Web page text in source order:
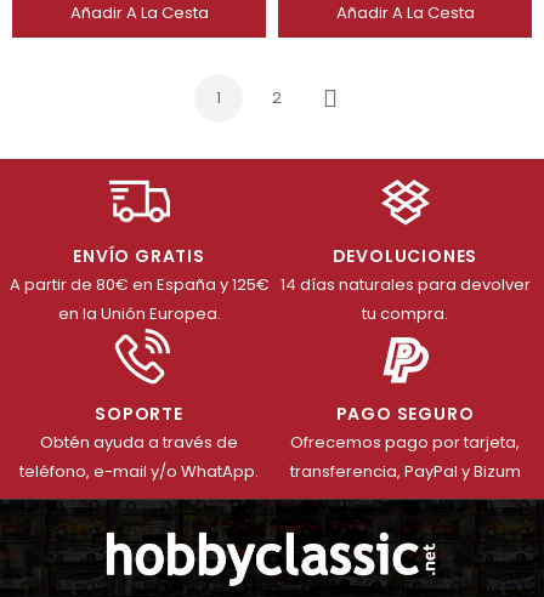
Añadir A La Cesta Añadir A La Cesta
1 2
Siguiente
ENVÍO GRATIS
A partir de 80€ en España y 125€
en la Unión Europea.
DEVOLUCIONES
14 días naturales para devolver
tu compra.
SOPORTE
Obtén ayuda a través de
teléfono, e-mail y/o WhatApp.
PAGO SEGURO
Ofrecemos pago por tarjeta,
transferencia, PayPal y Bizum